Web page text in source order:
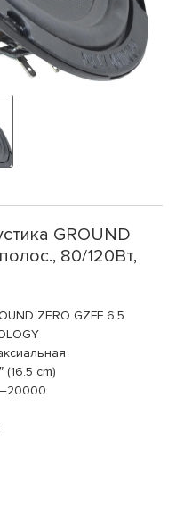
GROUND
80/120Вт,
ZERO GZFF 6.5
(16.5 cm)